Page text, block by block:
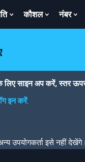
Show
Submenu
कौशल
Show
Submenu
नंबर
लिए साइन अप करें, स्तर
इन करें.
उपयोगकर्ता इसे नहीं